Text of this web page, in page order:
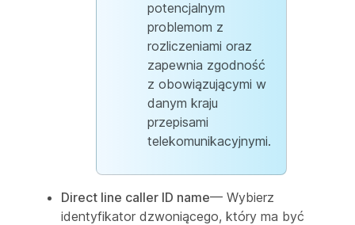
potencjalnym
problemom z
rozliczeniami oraz
zapewnia zgodność
z obowiązującymi w
danym kraju
przepisami
telekomunikacyjnymi.
Direct line caller ID name— Wybierz
identyfikator dzwoniącego, który ma być